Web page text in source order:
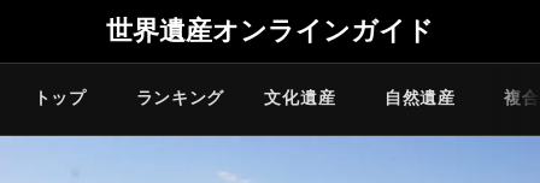
世界遺産オンラインガイド
トップ ランキング 文化遺産 自然遺産 複